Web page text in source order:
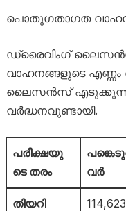
പൊതുഗതാഗത
ഡ്രൈവിംഗ്
വാഹനങ്ങളുടെ എണ്ണം
ലൈസൻസ്
വർദ്ധനവുണ്ടായി.
പരീക്ഷയു
ടെ തരം
വർ
തിയറി 114,623